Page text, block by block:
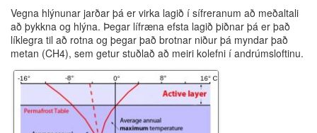
Vegna hlýnunar jarðar þá er virka lagið í sífreranum að meðaltali
að þykkna og hlýna. Þegar lífræna efsta lagið þiðnar þá er það
líklegra til að rotna og þegar það brotnar niður þá myndar það
metan (CH4), sem getur stuðlað að meiri kolefni í andrúmsloftinu.